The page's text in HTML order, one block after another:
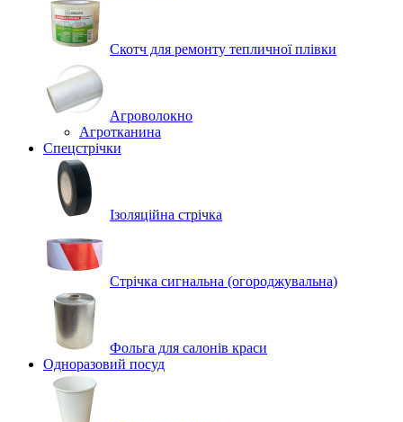
Скотч для ремонту тепличної плівки
Агроволокно
Агротканина
Спецстрічки
Ізоляційна стрічка
Стрічка сигнальна (огороджувальна)
Фольга для салонів краси
Одноразовий посуд